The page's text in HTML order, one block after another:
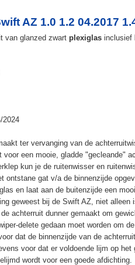
AZ 1.0 1.2 04.2017
van glanzed zwart plexiglasinclusief
2024
ter vervanging van de
een mooie, gladde "gecleande"
kun je de ruitenwisser en
ontstane gat v/a de binnenzijde
en laat aan de buitenzijde een
geweest bij de Swift AZ, niet alleen
achterruit dunner gemaakt om
delete gedaan moet worden om
dat de binnenzijde van de
voor dat er voldoende lijm op
wordt voor een goede afdichting.